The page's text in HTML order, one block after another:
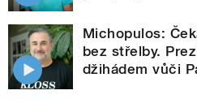
Michopulos:
bez střelby.
džihádem vůči